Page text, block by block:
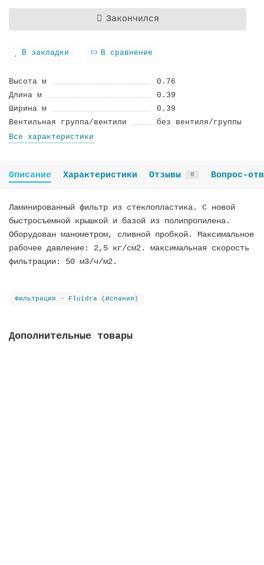
Закончился
В закладки В сравнение
Высота м
0.76
Длина м
0.39
Ширина м
0.39
Вентильная группа/вентили
без вентиля/группы
Все характеристики
Описание Характеристики Отзывы 0 Вопрос-
Ламинированный фильтр из стеклопластика. С новой
быстросъемной крышкой и базой из полипропилена.
Оборудован манометром, сливной пробкой. Максимальное
рабочее давление: 2,5 кг/см2. максимальная скорость
фильтрации: 50 м3/ч/м2.
Фильтрация - Fluidra (Испания)
Дополнительные товары